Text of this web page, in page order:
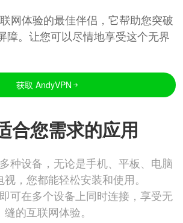
网体验的最佳伴侣，它帮助您突破
障。让您可以尽情地享受这个无界
获取 AndyVPN
合您需求的应用
种设备，无论是手机、平板、电脑
，您都能轻松安装和使用。
可在多个设备上同时连接，享受无
缝的互联网体验。